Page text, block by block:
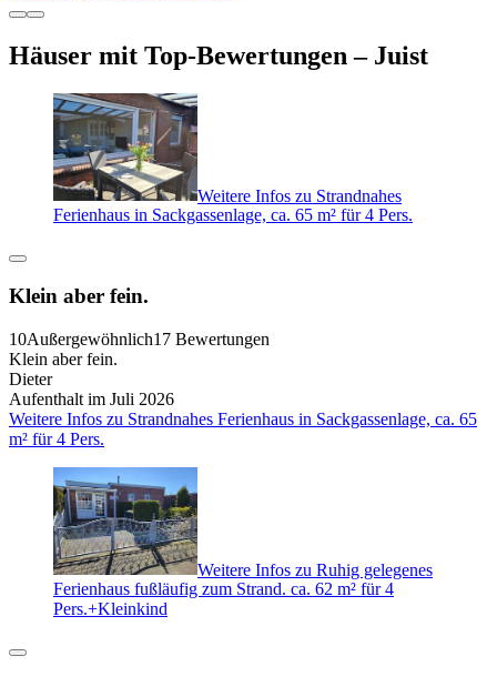
Häuser mit Top-Bewertungen – Juist
Weitere Infos zu Strandnahes
Ferienhaus in Sackgassenlage, ca. 65 m² für 4 Pers.
Klein aber fein.
10Außergewöhnlich17 Bewertungen
Klein aber fein.
Dieter
Aufenthalt im Juli 2026
Weitere Infos zu Strandnahes Ferienhaus in Sackgassenlage, ca. 65
m² für 4 Pers.
Weitere Infos zu Ruhig gelegenes
Ferienhaus fußläufig zum Strand. ca. 62 m² für 4
Pers.+Kleinkind